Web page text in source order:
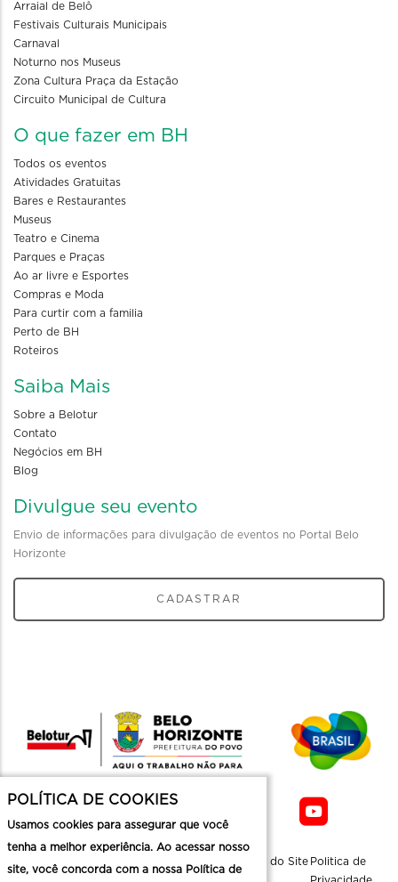
Arraial de Belô
Festivais Culturais Municipais
Carnaval
Noturno nos Museus
Zona Cultura Praça da Estação
Circuito Municipal de Cultura
O que fazer em BH
Todos os eventos
Atividades Gratuitas
Bares e Restaurantes
Museus
Teatro e Cinema
Parques e Praças
Ao ar livre e Esportes
Compras e Moda
Para curtir com a familia
Perto de BH
Roteiros
Saiba Mais
Sobre a Belotur
Contato
Negócios em BH
Blog
Divulgue seu evento
Envio de informações para divulgação de eventos no Portal Belo
Horizonte
CADASTRAR
Mapa do Site Politica de
POLÍTICA DE COOKIES
Usamos cookies para assegurar que você
tenha a melhor experiência. Ao acessar nosso
site, você concorda com a nossa Política de